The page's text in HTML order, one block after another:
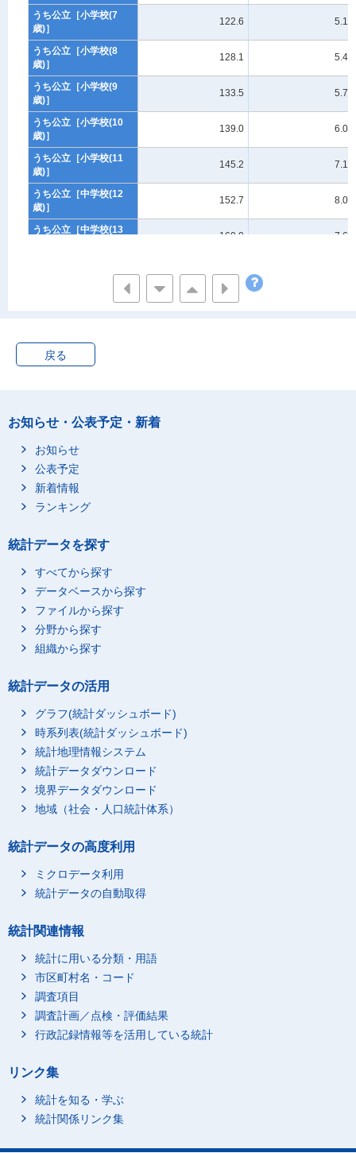
うち公立［小学校(7
歳)］
122.6 5.19
うち公立［小学校(8
歳)］
128.1 5.41
うち公立［小学校(9
歳)］
133.5 5.73
うち公立［小学校(10
歳)］
139.0 6.07
うち公立［小学校(11
歳)］
145.2 7.12
うち公立［中学校(12
歳)］
152.7 8.03
うち公立［中学校(13
160.0 7.63
165.3
うち公立［高等学校(15
歳)］
歳)］
うち私立［高等学校(15
歳)］
うち私立［高等学校(16
歳)］
うち私立［高等学校(17
戻る
お知らせ・公表予定・新着
お知らせ
公表予定
新着情報
ランキング
統計データを探す
すべてから探す
データベースから探す
ファイルから探す
分野から探す
組織から探す
統計データの活用
グラフ(統計ダッシュボード)
時系列表(統計ダッシュボード)
統計地理情報システム
統計データダウンロード
境界データダウンロード
地域（社会・人口統計体系）
統計データの高度利用
ミクロデータ利用
統計データの自動取得
統計関連情報
統計に用いる分類・用語
市区町村名・コード
調査項目
調査計画／点検・評価結果
行政記録情報等を活用している統計
リンク集
統計を知る・学ぶ
統計関係リンク集